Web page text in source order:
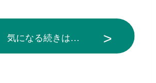
気になる続きは…